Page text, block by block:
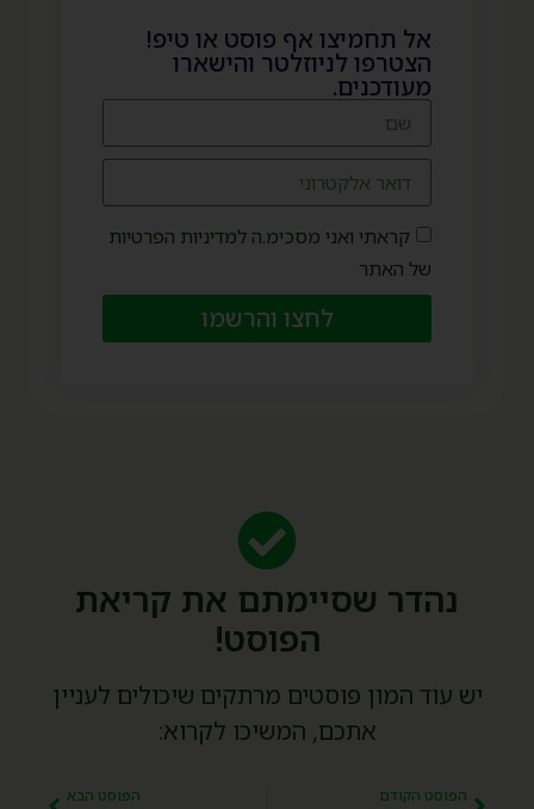
אל תחמיצו אף פוסט או טיפ!
הצטרפו לניוזלטר והישארו
מעודכנים.
קראתי ואני מסכימ.ה למדיניות הפרטיות
של האתר
לחצו והרשמו
נהדר שסיימתם את קריאת
הפוסט!
יש עוד המון פוסטים מרתקים שיכולים לעניין
אתכם, המשיכו לקרוא:
הפוסט הקודם
הפוסט הבא